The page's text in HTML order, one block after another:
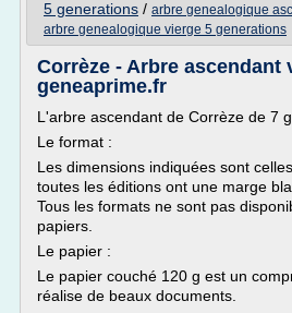
5 generations / arbre genealogique
arbre genealogique vierge 5 generations
Corrèze - Arbre ascendant
geneaprime.fr
L'arbre ascendant de Corrèze de 7
Le format :
Les dimensions indiquées sont
toutes les éditions ont une marge
Tous les formats ne sont pas
papiers.
Le papier :
Le papier couché 120 g est un
réalise de beaux documents.